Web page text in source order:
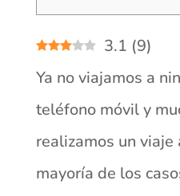
3.1 (9)
Ya no viajamos a
teléfono móvil y
realizamos un
mayoría de los